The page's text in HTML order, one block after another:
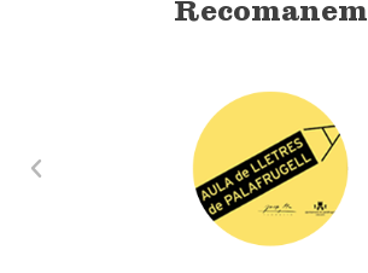
Recomanem